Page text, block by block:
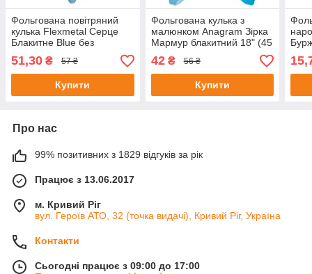
Фольгована повітряний
кулька Flexmetal Серце
Блакитне Blue без
малюнка Пастель 32" 81
см
51,30 ₴ 57 ₴
Купити
Фольгована кулька з
малюнком Anagram Зірка
Мармур блакитний 18" (45
см)
42₴ 56 ₴
Купити
Про нас
99% позитивних з 1829 відгуків за рік
Працює з 13.06.2017
м. Кривий Ріг
вул. Героїв АТО, 32 (точка видачі), Кривий Ріг, Україна
Контакти
Сьогодні працює з 09:00 до 17:00